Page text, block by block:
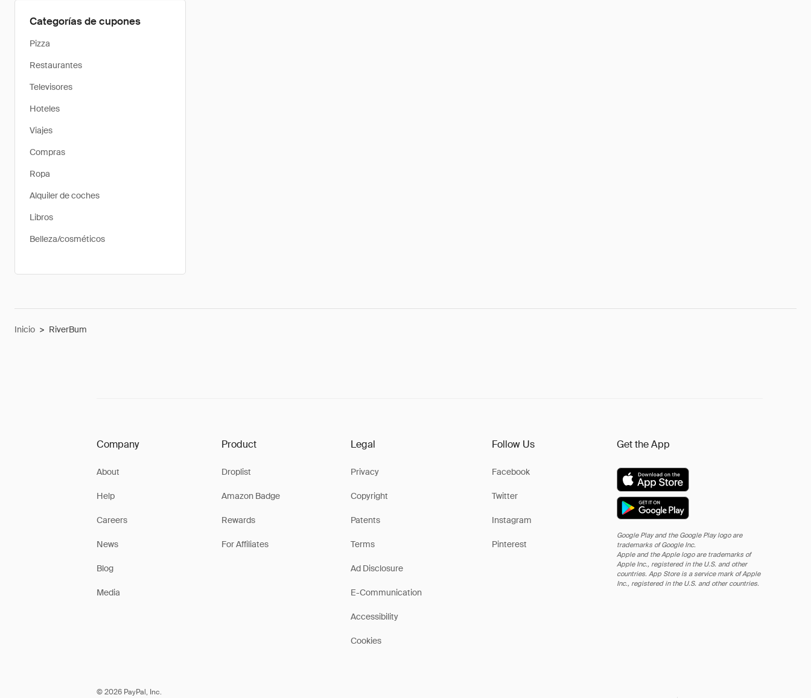
Categorías de cupones
Pizza
Restaurantes
Televisores
Hoteles
Viajes
Compras
Ropa
Alquiler de coches
Libros
Belleza/cosméticos
Inicio > RiverBum
Company
About
Help
Careers
News
Blog
Media
Product
Droplist
Amazon Badge
Rewards
For Affiliates
Legal
Privacy
Copyright
Patents
Terms
Ad Disclosure
E-Communication
Accessibility
Cookies
Follow Us
Facebook
Twitter
Instagram
Pinterest
Get the App
Google Play and the Google Play logo are
trademarks of Google Inc.
Apple and the Apple logo are trademarks of
Apple Inc., registered in the U.S. and other
countries. App Store is a service mark of Apple
Inc., registered in the U.S. and other countries.
© 2026 PayPal, Inc.